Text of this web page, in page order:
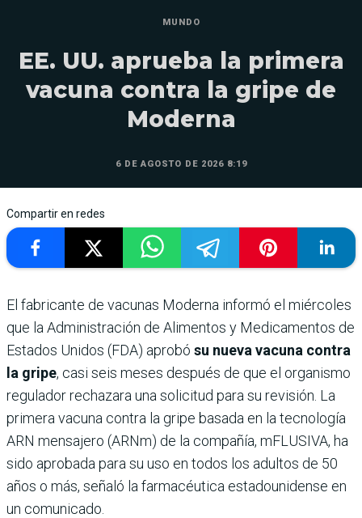
MUNDO
EE. UU. aprueba la primera
vacuna contra la gripe de
Moderna
6 DE AGOSTO DE 2026 8:19
Compartir en redes
El fabricante de vacunas Moderna informó el miércoles
que la Administración de Alimentos y Medicamentos de
Estados Unidos (FDA) aprobó su nueva vacuna contra
la gripe, casi seis meses después de que el organismo
regulador rechazara una solicitud para su revisión. La
primera vacuna contra la gripe basada en la tecnología
ARN mensajero (ARNm) de la compañía, mFLUSIVA, ha
sido aprobada para su uso en todos los adultos de 50
años o más, señaló la farmacéutica estadounidense en
un comunicado.